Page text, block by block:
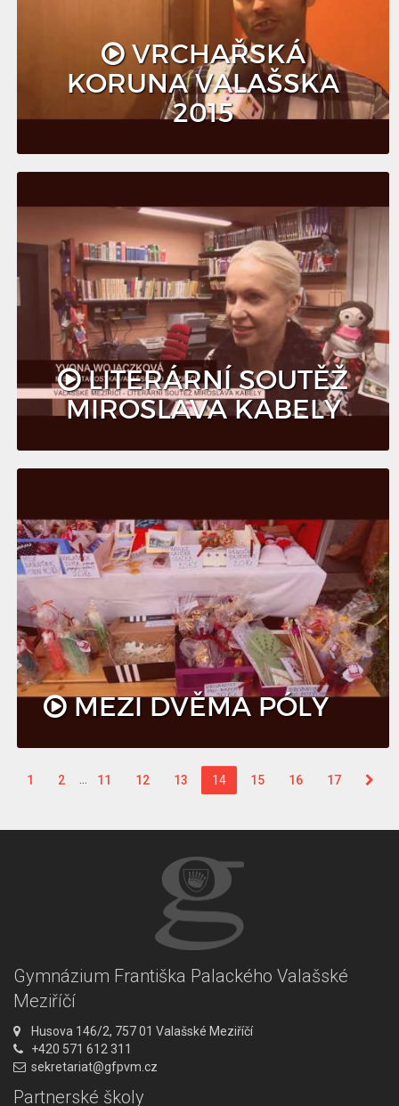
VRCHAŘSKÁ
KORUNA VALAŠSKA
2015
LITERÁRNÍ SOUTĚŽ
MIROSLAVA KABELY
MEZI DVĚMA PÓLY
1 2 11 12 13 14 15 16 17
Gymnázium Františka Palackého Valašské
Meziříčí
A
d
r
s
Husova 146/2, 757 01 Valašské Meziříčí
T
e
e
+420 571 612 311
E
a
sekretariat@gfpvm.cz
Partnerské školy